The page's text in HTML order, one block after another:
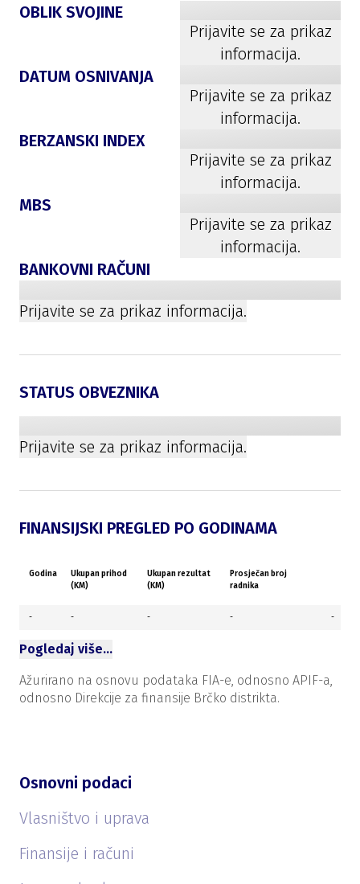
OBLIK SVOJINE
Prijavite se za prikaz
informacija.
DATUM OSNIVANJA
Prijavite se za prikaz
informacija.
BERZANSKI INDEX
Prijavite se za prikaz
informacija.
MBS
Prijavite se za prikaz
informacija.
BANKOVNI RAČUNI
Prijavite se za prikaz informacija.
STATUS OBVEZNIKA
Prijavite se za prikaz informacija.
FINANSIJSKI PREGLED PO GODINAMA
Godina
Ukupan prihod
(KM)
Ukupan rezultat
(KM)
Prosječan broj
radnika
- - - - -
Pogledaj više…
Ažurirano na osnovu podataka FIA-e, odnosno APIF-a,
odnosno Direkcije za finansije Brčko distrikta.
Osnovni podaci
Vlasništvo i uprava
Finansije i računi